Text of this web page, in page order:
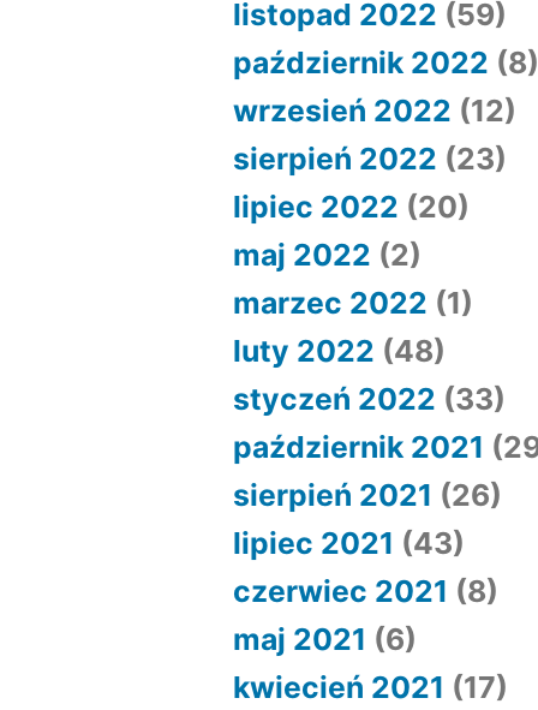
listopad 2022 (59)
październik 2022
wrzesień 2022 (12)
sierpień 2022 (23)
lipiec 2022 (20)
maj 2022 (2)
marzec 2022 (1)
luty 2022 (48)
styczeń 2022 (33)
październik 2021
sierpień 2021 (26)
lipiec 2021 (43)
czerwiec 2021 (8)
maj 2021 (6)
kwiecień 2021 (17)